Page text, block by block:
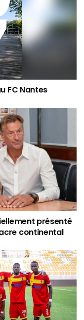
FC Nantes
présenté
continental